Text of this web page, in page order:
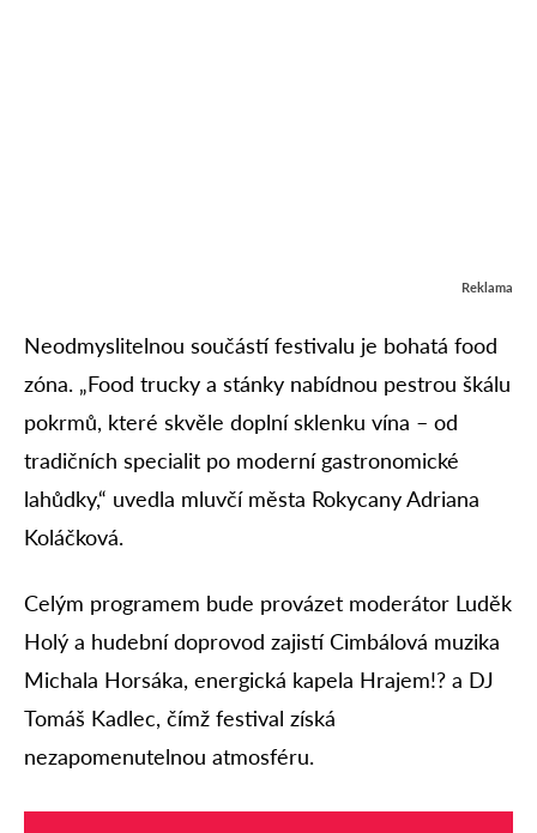
Reklama
Neodmyslitelnou součástí festivalu je bohatá food
zóna. „Food trucky a stánky nabídnou pestrou škálu
pokrmů, které skvěle doplní sklenku vína – od
tradičních specialit po moderní gastronomické
lahůdky,“ uvedla mluvčí města Rokycany Adriana
Koláčková.
Celým programem bude provázet moderátor Luděk
Holý a hudební doprovod zajistí Cimbálová muzika
Michala Horsáka, energická kapela Hrajem!? a DJ
Tomáš Kadlec, čímž festival získá
nezapomenutelnou atmosféru.